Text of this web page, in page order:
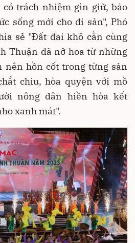
có trách nhiệm gìn giữ, bảo
sống mới cho di sản", Phó
sẻ "Đất đai khô cằn cùng
Thuận đã nở hoa từ những
nên hồn cốt trong từng sản
chiu, hòa quyện với mồ
nông dân hiền hòa kết
xanh mát".